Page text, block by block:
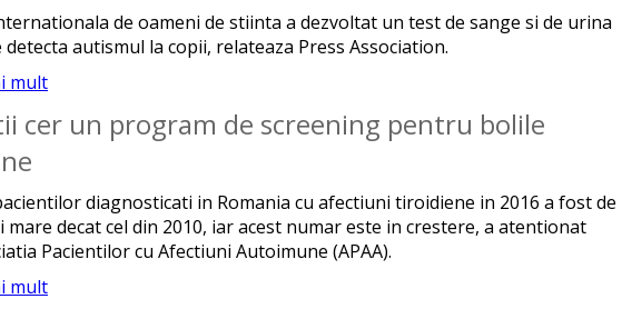
de oameni de stiinta a dezvoltat un test de sange si de urina
autismul la copii, relateaza Press Association.
mult
cer un program de screening pentru bolile
diagnosticati in Romania cu afectiuni tiroidiene in 2016 a fost de
decat cel din 2010, iar acest numar este in crestere, a atentionat
Pacientilor cu Afectiuni Autoimune (APAA).
mult